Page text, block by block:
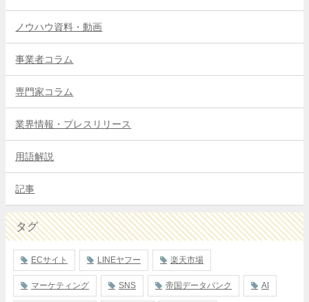
ノウハウ資料・動画
事業者コラム
専門家コラム
業界情報・プレスリリース
用語解説
記事
タグ
ECサイト LINEヤフー 楽天市場
マーケティング SNS 帝国データバンク AI